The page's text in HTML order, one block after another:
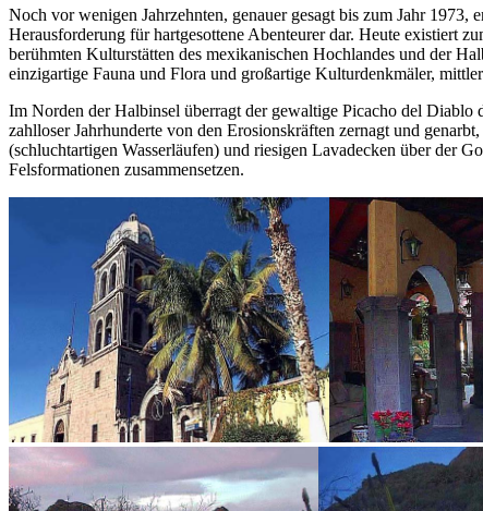
Noch vor wenigen Jahrzehnten, genauer gesagt bis zum Jahr
Herausforderung für hartgesottene Abenteurer dar. Heute existiert
berühmten Kulturstätten des mexikanischen Hochlandes und der
einzigartige Fauna und Flora und großartige Kulturdenkmäler,
Im Norden der Halbinsel überragt der gewaltige Picacho del
zahlloser Jahrhunderte von den Erosionskräften zernagt und
(schluchtartigen Wasserläufen) und riesigen Lavadecken über der
Felsformationen zusammensetzen.